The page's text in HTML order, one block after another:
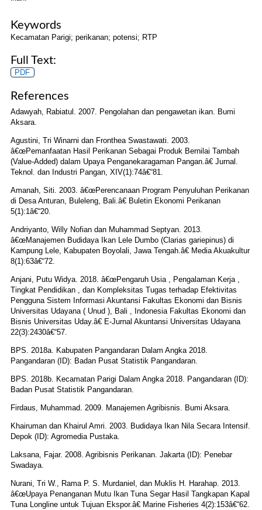
Keywords
Kecamatan Parigi; perikanan; potensi; RTP
Full Text:
PDF
References
Adawyah, Rabiatul. 2007. Pengolahan dan pengawetan ikan. Bumi
Aksara.
Agustini, Tri Winarni dan Fronthea Swastawati. 2003.
â€œPemanfaatan Hasil Perikanan Sebagai Produk Bernilai Tambah
(Value-Added) dalam Upaya Penganekaragaman Pangan.â€ Jurnal.
Teknol. dan Industri Pangan, XIV(1):74â€“81.
Amanah, Siti. 2003. â€œPerencanaan Program Penyuluhan Perikanan
di Desa Anturan, Buleleng, Bali.â€ Buletin Ekonomi Perikanan
5(1):1â€“20.
Andriyanto, Willy Nofian dan Muhammad Septyan. 2013.
â€œManajemen Budidaya Ikan Lele Dumbo (Clarias gariepinus) di
Kampung Lele, Kabupaten Boyolali, Jawa Tengah.â€ Media Akuakultur
8(1):63â€“72.
Anjani, Putu Widya. 2018. â€œPengaruh Usia , Pengalaman Kerja ,
Tingkat Pendidikan , dan Kompleksitas Tugas terhadap Efektivitas
Pengguna Sistem Informasi Akuntansi Fakultas Ekonomi dan Bisnis
Universitas Udayana ( Unud ), Bali , Indonesia Fakultas Ekonomi dan
Bisnis Universitas Uday.â€ E-Jurnal Akuntansi Universitas Udayana
22(3):2430â€“57.
BPS. 2018a. Kabupaten Pangandaran Dalam Angka 2018.
Pangandaran (ID): Badan Pusat Statistik Pangandaran.
BPS. 2018b. Kecamatan Parigi Dalam Angka 2018. Pangandaran (ID):
Badan Pusat Statistik Pangandaran.
Firdaus, Muhammad. 2009. Manajemen Agribisnis. Bumi Aksara.
Khairuman dan Khairul Amri. 2003. Budidaya Ikan Nila Secara Intensif.
Depok (ID): Agromedia Pustaka.
Laksana, Fajar. 2008. Agribisnis Perikanan. Jakarta (ID): Penebar
Swadaya.
Nurani, Tri W., Rama P. S. Murdaniel, dan Muklis H. Harahap. 2013.
â€œUpaya Penanganan Mutu Ikan Tuna Segar Hasil Tangkapan Kapal
Tuna Longline untuk Tujuan Ekspor.â€ Marine Fisheries 4(2):153â€“62.